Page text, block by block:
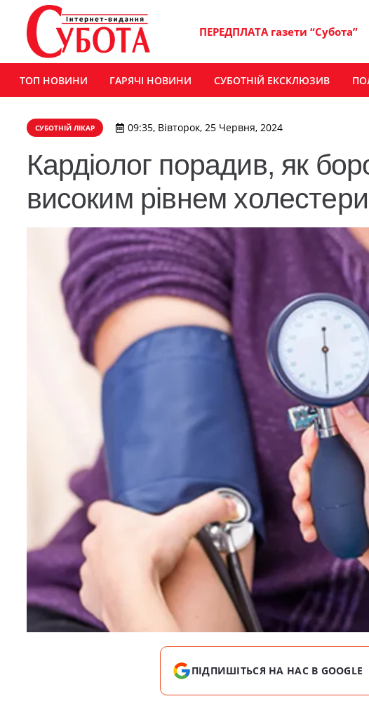
ПЕРЕДПЛАТА газети “Субота”
ТОП НОВИНИ ГАРЯЧІ НОВИНИ СУБОТНІЙ ЕКСКЛЮЗИВ
СУБОТНІЙ ЛІКАР 09:35, Вівторок, 25 Червня, 2024
Кардіолог порадив, як
високим рівнем
ПІДПИШІТЬСЯ НА НАС В GOOGLE